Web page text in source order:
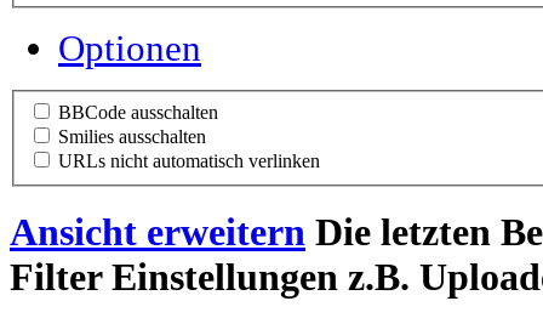
Optionen
BBCode ausschalten
Smilies ausschalten
URLs nicht automatisch verlinken
Ansicht erweitern Die letzten
Filter Einstellungen z.B.